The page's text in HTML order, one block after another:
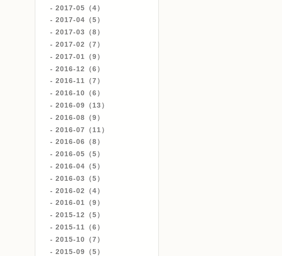
2017-05（4）
2017-04（5）
2017-03（8）
2017-02（7）
2017-01（9）
2016-12（6）
2016-11（7）
2016-10（6）
2016-09（13）
2016-08（9）
2016-07（11）
2016-06（8）
2016-05（5）
2016-04（5）
2016-03（5）
2016-02（4）
2016-01（9）
2015-12（5）
2015-11（6）
2015-10（7）
2015-09（5）